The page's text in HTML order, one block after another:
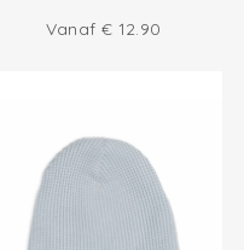
Vanaf € 12.90